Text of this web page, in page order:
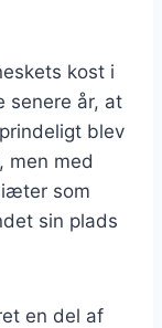
kost i
senere år, at
blev
men med
som
sin plads
en del af